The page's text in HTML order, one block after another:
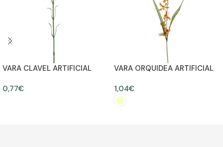
VARA CLAVEL ARTIFICIAL
0,77€
VARA ORQUIDEA ARTIFICIAL
1,04€